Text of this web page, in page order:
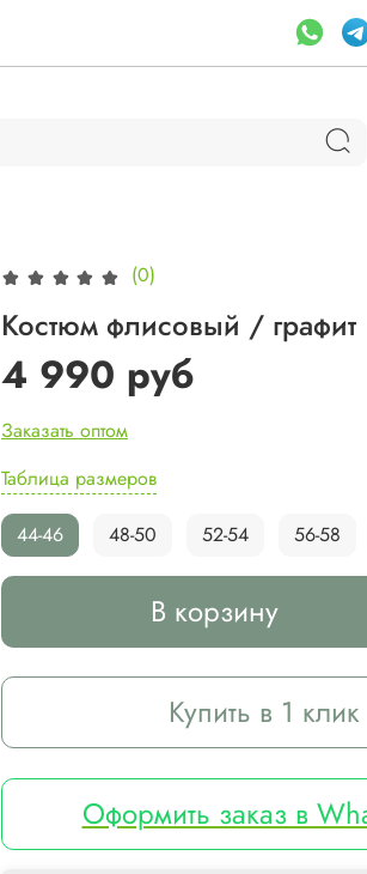
(0)
Костюм флисовый / графит
4 990 руб
Заказать оптом
Таблица размеров
В корзину
Купить в 1 клик
Оформить заказ в
44-46 48-50 52-54 56-58